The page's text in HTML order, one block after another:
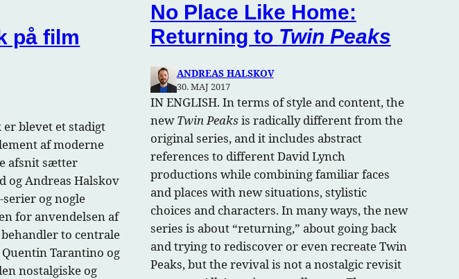
på film
er blevet et stadigt
af moderne
afsnit sætter
og Andreas Halskov
og nogle
for anvendelsen af
to centrale
Quentin Tarantino og
nostalgiske og
No Place Like Home:
Returning to Twin Peaks
ANDREAS HALSKOV
30. MAJ 2017
IN ENGLISH. In terms of style and content, the
newTwin Peaksis radically different from the
original series, and it includes abstract
references to different David Lynch
productions while combining familiar faces
and places with new situations, stylistic
choices and characters. In many ways, the new
series is about “returning,” about going back
and trying to rediscover or even recreate Twin
Peaks, but the revival is not a nostalgic revisit